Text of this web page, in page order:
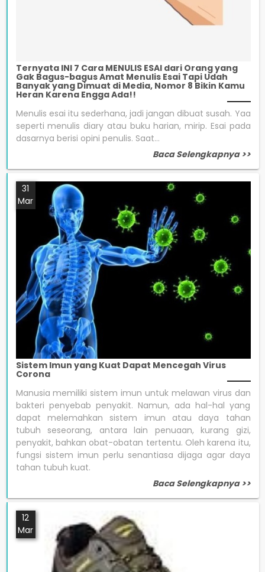
Ternyata INI 7 Cara MENULIS ESAI dari Orang yang
Gak Bagus-bagus Amat Menulis Esai Tapi Udah
Banyak yang Dimuat di Media, Nomor 8 Bikin Kamu
Heran Karena Engga Ada!!
Menulis esai itu sederhana, jadi jangan dibuat susah. Yaa
seperti menulis diary atau buku harian, mirip. Esai pada
dasarnya berisi opini penulis. Saat...
Baca Selengkapnya >>
31
Mar
Sistem Imun yang Kuat Dapat Mencegah Virus
Corona
Manusia memiliki sistem imun untuk melawan virus dan
bakteri penyebab penyakit. Namun, ada hal-hal yang
dapat melemahkan sistem imun atau daya tahan
tubuh seseorang, antara lain penuaan, kurang gizi,
penyakit, bahkan obat-obatan tertentu. Oleh karena itu,
fungsi sistem imun perlu senantiasa dijaga agar daya
tahan tubuh kuat.
Baca Selengkapnya >>
12
Mar